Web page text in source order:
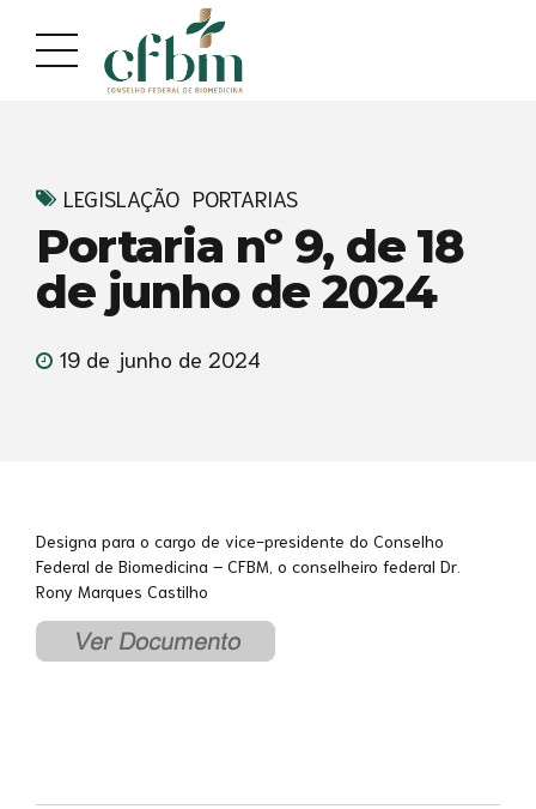
conteúdo
navegação
LEGISLAÇÃO PORTARIAS
Portaria nº 9, de 18
de junho de 2024
19 de junho de 2024
Designa para o cargo de vice-presidente do Conselho
Federal de Biomedicina – CFBM, o conselheiro federal Dr.
Rony Marques Castilho